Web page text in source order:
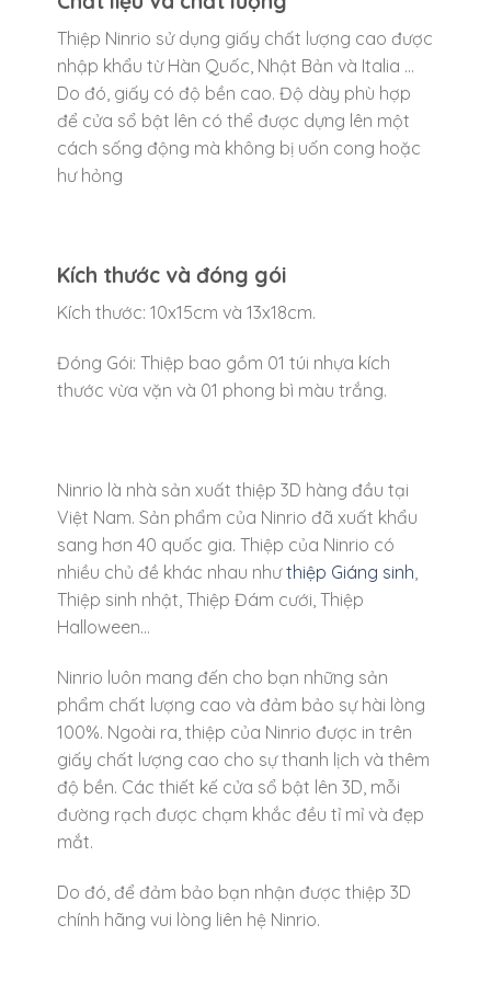
Thiệp Ninrio sử dụng giấy chất lượng cao được
nhập khẩu từ Hàn Quốc, Nhật Bản và Italia …
Do đó, giấy có độ bền cao. Độ dày phù hợp
để cửa sổ bật lên có thể được dựng lên một
cách sống động mà không bị uốn cong hoặc
hư hỏng
Kích thước và đóng gói
Kích thước: 10x15cm và 13x18cm.
Đóng Gói: Thiệp bao gồm 01 túi nhựa kích
thước vừa vặn và 01 phong bì màu trắng.
Ninrio là nhà sản xuất thiệp 3D hàng đầu tại
Việt Nam. Sản phẩm của Ninrio đã xuất khẩu
sang hơn 40 quốc gia. Thiệp của Ninrio có
nhiều chủ đề khác nhau nhưthiệp Giáng sinh,
Thiệp sinh nhật, Thiệp Đám cưới, Thiệp
Halloween…
Ninrio luôn mang đến cho bạn những sản
phẩm chất lượng cao và đảm bảo sự hài lòng
100%. Ngoài ra, thiệp của Ninrio được in trên
giấy chất lượng cao cho sự thanh lịch và thêm
độ bền. Các thiết kế cửa sổ bật lên 3D, mỗi
đường rạch được chạm khắc đều tỉ mỉ và đẹp
mắt.
Do đó, để đảm bảo bạn nhận được thiệp 3D
chính hãng vui lòng liên hệ Ninrio.